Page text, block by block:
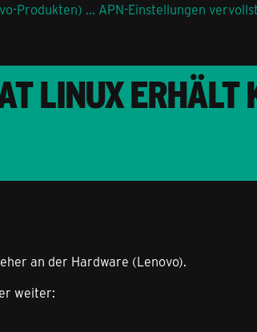
Produkten) ... APN-Einstellungen
LINUX ERHÄLT
an der Hardware (Lenovo).
weiter: